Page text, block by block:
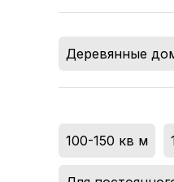
Деревянные
100-150 кв м